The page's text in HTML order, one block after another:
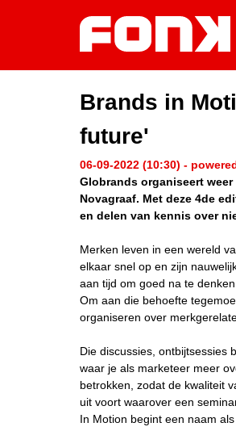
Brands in
future'
06-09-2022 (10:30) -
Globrands organiseert
Novagraaf. Met deze 4de
en delen van kennis over
Merken leven in een wereld
elkaar snel op en zijn
aan tijd om goed na te
Om aan die behoefte
organiseren over
Die discussies, ontbijtsessies
waar je als marketeer meer
betrokken, zodat de kwaliteit
uit voort waarover een
In Motion begint een naam